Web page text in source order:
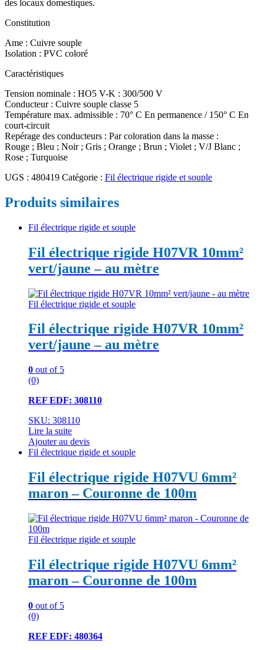
des locaux domestiques.
Constitution
Ame : Cuivre souple
Isolation : PVC coloré
Caractéristiques
Tension nominale : HO5 V-K : 300/500 V
Conducteur : Cuivre souple classe 5
Température max. admissible : 70° C En permanence / 150° C En
court-circuit
Repérage des conducteurs : Par coloration dans la masse :
Rouge ; Bleu ; Noir ; Gris ; Orange ; Brun ; Violet ; V/J Blanc ;
Rose ; Turquoise
UGS : 480419 Catégorie : Fil électrique rigide et souple
Produits similaires
Fil électrique rigide et souple
Fil électrique rigide H07VR 10mm²
vert/jaune – au mètre
Fil électrique rigide et souple
Fil électrique rigide H07VR 10mm²
vert/jaune – au mètre
0 out of 5
(0)
REF EDF: 308110
SKU: 308110
Lire la suite
Ajouter au devis
Fil électrique rigide et souple
Fil électrique rigide H07VU 6mm²
maron – Couronne de 100m
Fil électrique rigide et souple
Fil électrique rigide H07VU 6mm²
maron – Couronne de 100m
0 out of 5
(0)
REF EDF: 480364